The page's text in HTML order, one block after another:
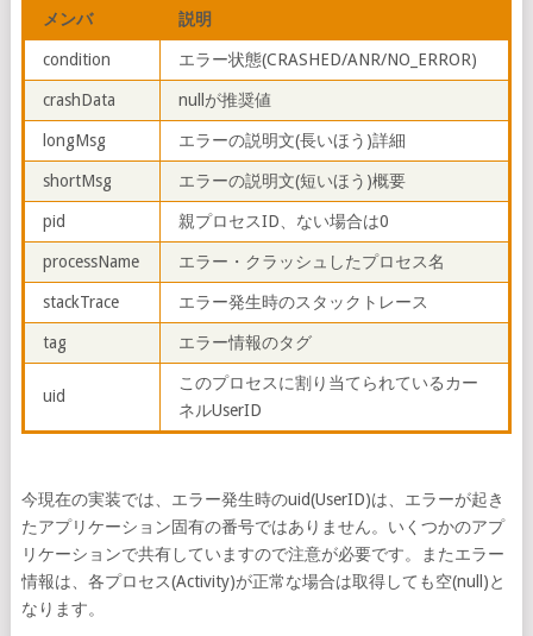
メンバ 説明
condition エラー状態(CRASHED/ANR/NO_ERROR)
crashData nullが推奨値
longMsg エラーの説明文(長いほう)詳細
shortMsg エラーの説明文(短いほう)概要
pid 親プロセスID、ない場合は0
processName エラー・クラッシュしたプロセス名
stackTrace エラー発生時のスタックトレース
tag エラー情報のタグ
uid
このプロセスに割り当てられているカー
ネルUserID
今現在の実装では、エラー発生時のuid(UserID)は、エラーが起き
たアプリケーション固有の番号ではありません。いくつかのアプ
リケーションで共有していますので注意が必要です。またエラー
情報は、各プロセス(Activity)が正常な場合は取得しても空(null)と
なります。